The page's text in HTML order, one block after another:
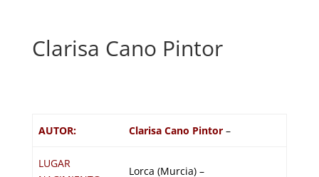
Clarisa Cano Pintor
AUTOR: Clarisa Cano Pintor –
LUGAR
Lorca (Murcia) –